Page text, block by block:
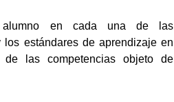
en cada una de las
los estándares de aprendizaje en
las competencias objeto de